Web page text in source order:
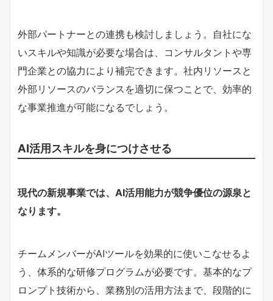
外部パートナーとの連携も検討しましょう。自社にな
いスキルや知識が必要な場合は、コンサルタントや専
門企業との協力により補完できます。社内リソースと
外部リソースのバランスを適切に保つことで、効率的
な事業推進が可能になるでしょう。
AI活用スキルを身につけさせる
現代の新規事業では、AI活用能力が競争優位の源泉と
なります。
チームメンバーがAIツールを効果的に使いこなせるよ
う、体系的な研修プログラムが必要です。基本的なプ
ロンプト技術から、業務別の活用方法まで、段階的に